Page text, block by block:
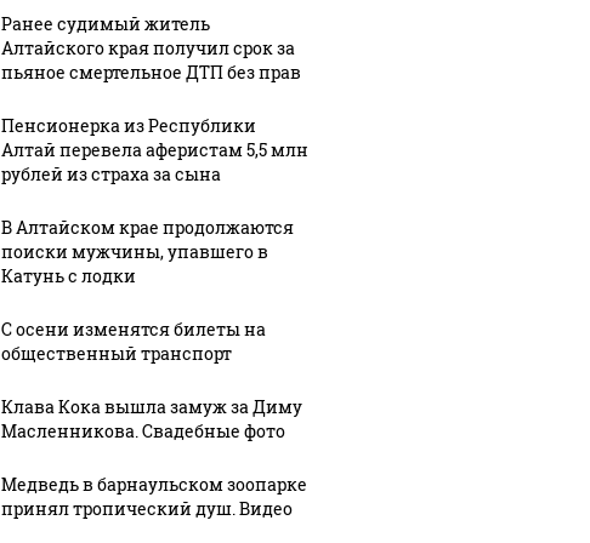
Ранее судимый житель
Алтайского края получил срок за
пьяное смертельное ДТП без прав
Пенсионерка из Республики
Алтай перевела аферистам 5,5 млн
рублей из страха за сына
В Алтайском крае продолжаются
поиски мужчины, упавшего в
Катунь с лодки
С осени изменятся билеты на
общественный транспорт
Клава Кока вышла замуж за Диму
Масленникова. Свадебные фото
Медведь в барнаульском зоопарке
принял тропический душ. Видео